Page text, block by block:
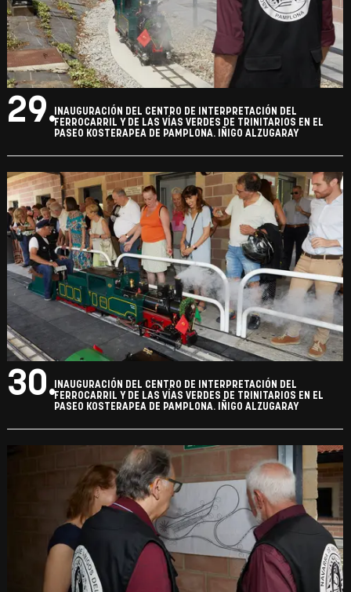
29. INAUGURACIÓN DEL CENTRO DE INTERPRETACIÓN DEL
FERROCARRIL Y DE LAS VÍAS VERDES DE TRINITARIOS EN EL
PASEO KOSTERAPEA DE PAMPLONA. IÑIGO ALZUGARAY
30. INAUGURACIÓN DEL CENTRO DE INTERPRETACIÓN DEL
FERROCARRIL Y DE LAS VÍAS VERDES DE TRINITARIOS EN EL
PASEO KOSTERAPEA DE PAMPLONA. IÑIGO ALZUGARAY